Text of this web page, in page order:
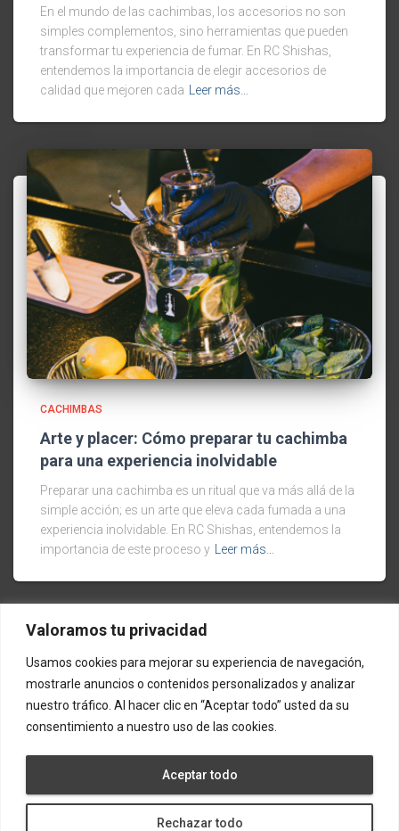
Valoramos tu privacidad
Usamos cookies para mejorar su experiencia de navegación,
mostrarle anuncios o contenidos personalizados y analizar
nuestro tráfico. Al hacer clic en “Aceptar todo” usted da su
consentimiento a nuestro uso de las cookies.
Rechazar todo
Aceptar todo
En el mundo de las cachimbas, los accesorios no son
simples complementos, sino herramientas que pueden
transformar tu experiencia de fumar. En RC Shishas,
entendemos la importancia de elegir accesorios de
calidad que mejoren cada
Leer más…
CACHIMBAS
Arte y placer: Cómo preparar tu cachimba
para una experiencia inolvidable
Preparar una cachimba es un ritual que va más allá de la
simple acción; es un arte que eleva cada fumada a una
experiencia inolvidable. En RC Shishas, entendemos la
importancia de este proceso y Leer más…
AVISO LEGAL POLÍTICA DE PRIVACIDAD
BLOG
@2022 RC Shishas